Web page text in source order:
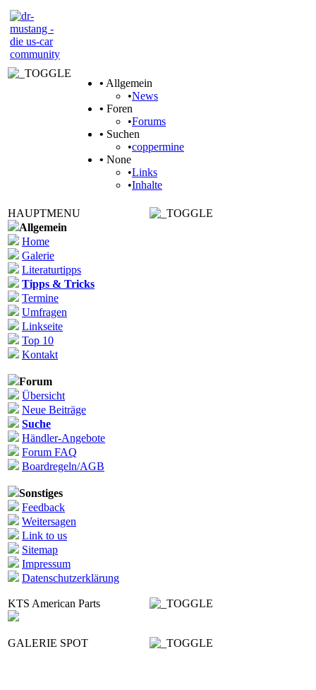
• Allgemein
•News
• Foren
•Forums
• Suchen
•coppermine
• None
•Links
•Inhalte
HAUPTMENU
Allgemein
Home
Galerie
Literaturtipps
Tipps & Tricks
Termine
Umfragen
Linkseite
Top 10
Kontakt
Forum
Übersicht
Neue Beiträge
Suche
Händler-Angebote
Forum FAQ
Boardregeln/AGB
Sonstiges
Feedback
Weitersagen
Link to us
Sitemap
Impressum
Datenschutzerklärung
KTS American Parts
GALERIE SPOT